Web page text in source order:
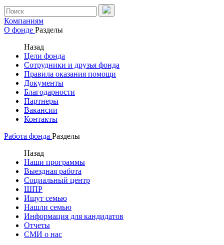
Компаниям
О фонде Разделы
Назад
Цели фонда
Сотрудники и друзья фонда
Правила оказания помощи
Документы
Благодарности
Партнеры
Вакансии
Контакты
Работа фонда Разделы
Назад
Наши программы
Выездная работа
Социальный центр
ШПР
Ищут семью
Нашли семью
Информация для кандидатов
Отчеты
СМИ о нас